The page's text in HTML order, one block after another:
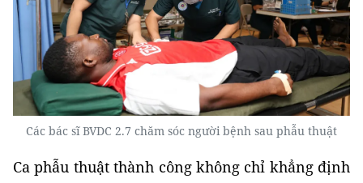
Các bác sĩ BVDC 2.7 chăm sóc người bệnh sau phẫu thuật
Ca phẫu thuật thành công không chỉ khẳng định